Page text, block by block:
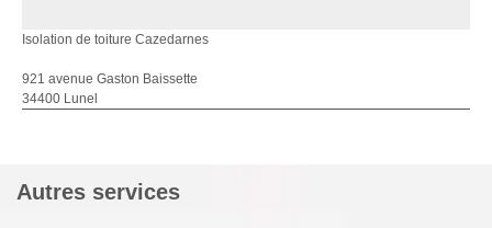
Isolation de toiture Cazedarnes
921 avenue Gaston Baissette
34400 Lunel
Autres services